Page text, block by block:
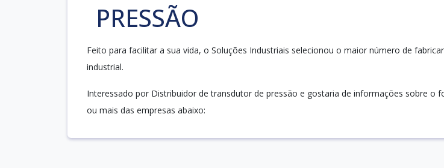
PRESSÃO
Feito para facilitar a sua vida, o Soluções Industriais selecionou o maior número de
industrial.
Interessado por Distribuidor de transdutor de pressão e gostaria de informações sobre o
ou mais das empresas abaixo: